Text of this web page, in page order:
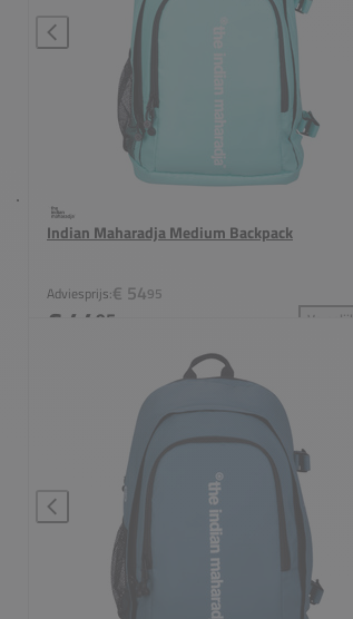
Indian Maharadja Medium Backpack
Adviesprijs:€ 5495
€ 44 95
Vergelijk